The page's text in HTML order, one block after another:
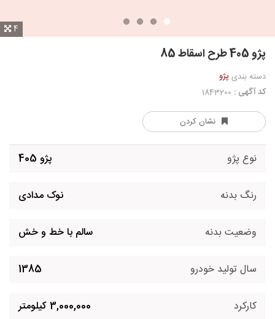
4
پژو 405 طرح اسقاط 85
دسته بندیپژو
کد آگهی :
نشان کردن
نوع پژو پژو 405
رنگ بدنه نوک مدادی
وضعیت بدنه سالم با خط و خش
سال تولید خودرو 1385
کارکرد 3,000,000 کیلومتر